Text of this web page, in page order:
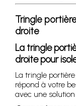
Tringle
droite
La tringle
droite pour
La tringle
répond à votre
avec une